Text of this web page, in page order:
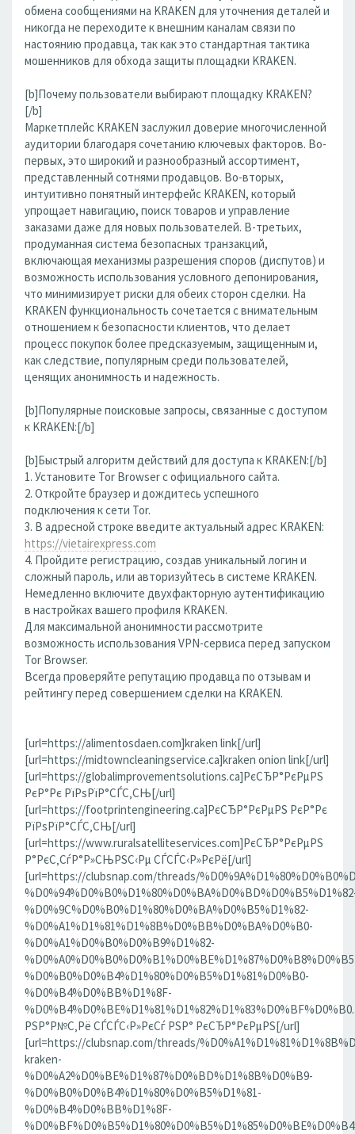
обмена сообщениями на KRAKEN для уточнения деталей и
никогда не переходите к внешним каналам связи по
настоянию продавца, так как это стандартная тактика
мошенников для обхода защиты площадки KRAKEN.
[b]Почему пользователи выбирают площадку KRAKEN?
[/b]
Маркетплейс KRAKEN заслужил доверие многочисленной
аудитории благодаря сочетанию ключевых факторов. Во-
первых, это широкий и разнообразный ассортимент,
представленный сотнями продавцов. Во-вторых,
интуитивно понятный интерфейс KRAKEN, который
упрощает навигацию, поиск товаров и управление
заказами даже для новых пользователей. В-третьих,
продуманная система безопасных транзакций,
включающая механизмы разрешения споров (диспутов) и
возможность использования условного депонирования,
что минимизирует риски для обеих сторон сделки. На
KRAKEN функциональность сочетается с внимательным
отношением к безопасности клиентов, что делает
процесс покупок более предсказуемым, защищенным и,
как следствие, популярным среди пользователей,
ценящих анонимность и надежность.
[b]Популярные поисковые запросы, связанные с доступом
к KRAKEN:[/b]
[b]Быстрый алгоритм действий для доступа к KRAKEN:[/b]
1. Установите Tor Browser с официального сайта.
2. Откройте браузер и дождитесь успешного
подключения к сети Tor.
3. В адресной строке введите актуальный адрес KRAKEN:
https://vietairexpress.com
4. Пройдите регистрацию, создав уникальный логин и
сложный пароль, или авторизуйтесь в системе KRAKEN.
Немедленно включите двухфакторную аутентификацию
в настройках вашего профиля KRAKEN.
Для максимальной анонимности рассмотрите
возможность использования VPN-сервиса перед запуском
Tor Browser.
Всегда проверяйте репутацию продавца по отзывам и
рейтингу перед совершением сделки на KRAKEN.
[url=https://alimentosdaen.com]kraken link[/url]
[url=https://midtowncleaningservice.ca]kraken onion link[/url]
[url=https://globalimprovementsolutions.ca]РєСЂР°РєРµРЅ
РєР°Рє РїРѕРїР°СЃС‚СЊ[/url]
[url=https://footprintengineering.ca]РєСЂР°РєРµРЅ РєР°Рє
РїРѕРїР°СЃС‚СЊ[/url]
[url=https://www.ruralsatelliteservices.com]РєСЂР°РєРµРЅ
Р°РєС‚СѓР°Р»СЊРЅС‹Рµ СЃСЃС‹Р»РєРё[/url]
[url=https://clubsnap.com/threads/
%D0%9C%D0%B0%D1%80%D0%BA%D0%B5%D1%82-
%D0%A1%D1%81%D1%8B%D0%BB%D0%BA%D0%B0-
%D0%A1%D0%B0%D0%B9%D1%82-
%D0%B0%D0%B4%D1%80%D0%B5%D1%81%D0%B0-
%D0%B4%D0%BB%D1%8F-
РЅР°Р№С‚Рё СЃСЃС‹Р»РєСѓ РЅР° РєСЂР°РєРµРЅ[/url]
[url=https://clubsnap.com/threads/
kraken-
%D0%A2%D0%BE%D1%87%D0%BD%D1%8B%D0%B9-
%D0%B0%D0%B4%D1%80%D0%B5%D1%81-
%D0%B4%D0%BB%D1%8F-